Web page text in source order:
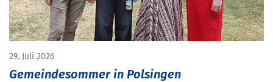
29. Juli 2026
Gemeindesommer in Polsingen